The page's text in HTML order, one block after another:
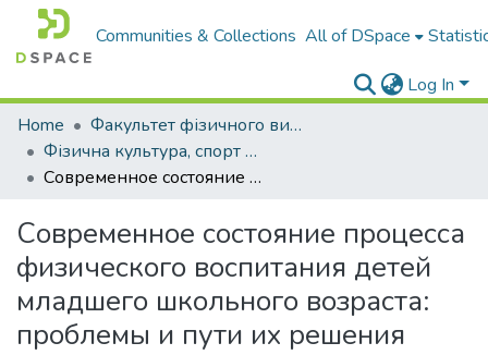
Communities & Collections All of DSpace
Log In
Home
Факультет фізичного виховання і спорту
Фізична культура, спорт та здоров'я нації : збірник наукових праць
Современное состояние процесса физического воспитания детей младшего школьного возраста: проблемы и пути их решения
Современное состояние процесса
физического воспитания детей
младшего школьного возраста:
проблемы и пути их решения